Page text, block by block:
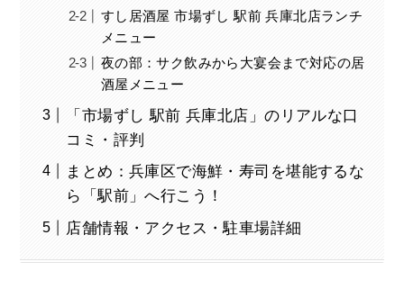
すし居酒屋 市場ずし 駅前 兵庫北店ランチ
メニュー
夜の部：サク飲みから大宴会まで対応の居
酒屋メニュー
「市場ずし 駅前 兵庫北店」のリアルな口
コミ・評判
まとめ：兵庫区で海鮮・寿司を堪能するな
ら「駅前」へ行こう！
店舗情報・アクセス・駐車場詳細